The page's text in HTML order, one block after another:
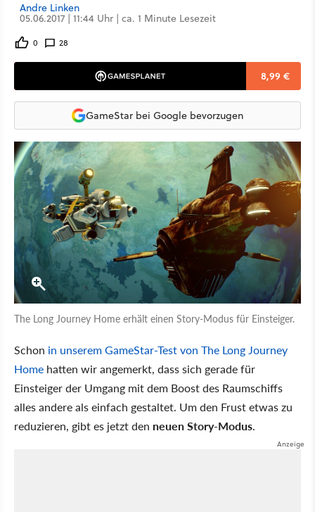
Andre Linken
05.06.2017 | 11:44 Uhr | ca. 1 Minute Lesezeit
0 28
8,99 €
GameStar bei Google bevorzugen
The Long Journey Home erhält einen Story-Modus für Einsteiger.
Schon in unserem GameStar-Test von The Long Journey
Home hatten wir angemerkt, dass sich gerade für
Einsteiger der Umgang mit dem Boost des Raumschiffs
alles andere als einfach gestaltet. Um den Frust etwas zu
reduzieren, gibt es jetzt den neuen Story-Modus.